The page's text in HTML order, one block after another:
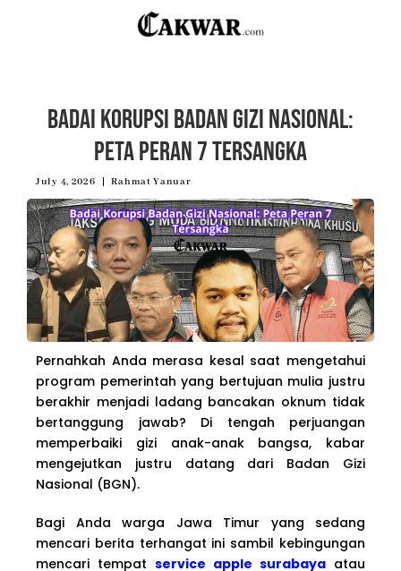
Badai Korupsi Badan Gizi Nasional:
Peta Peran 7 Tersangka
July 4, 2026 Rahmat Yanuar
Pernahkah Anda merasa kesal saat mengetahui
program pemerintah yang bertujuan mulia justru
berakhir menjadi ladang bancakan oknum tidak
bertanggung jawab? Di tengah perjuangan
memperbaiki gizi anak-anak bangsa, kabar
mengejutkan justru datang dari Badan Gizi
Nasional (BGN).
Bagi Anda warga Jawa Timur yang sedang
mencari berita terhangat ini sambil kebingungan
mencari tempat service apple surabaya atau